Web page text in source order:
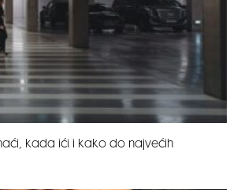
kada ići i kako do najvećih